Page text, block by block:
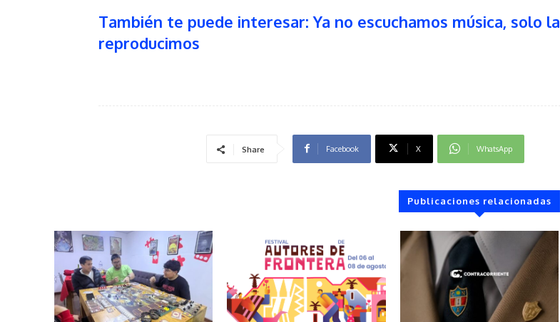
También te puede interesar: Ya no escuchamos música, solo la
reproducimos
Share Facebook X WhatsApp
Publicaciones relacionadas